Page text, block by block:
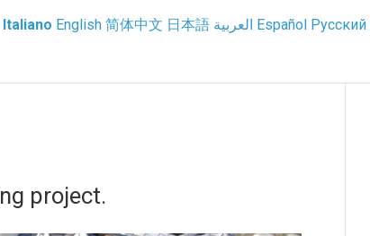
project.
Italiano English 简体中文 日本語 العربية Español Русский